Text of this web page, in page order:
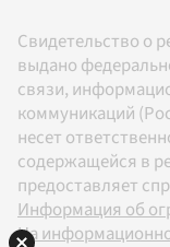
Свидетельство о
выдано
связи,
коммуникаций
несет
содержащейся в
предоставляет
Информация об
На